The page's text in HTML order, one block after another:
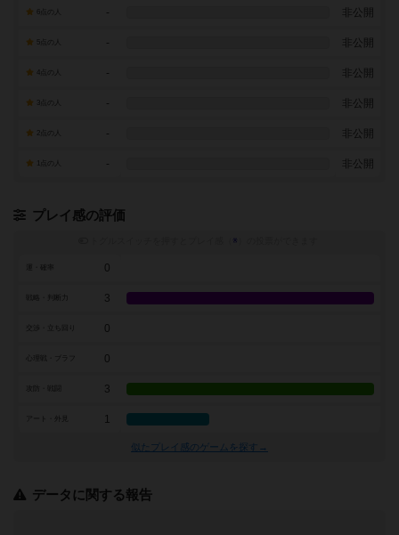
- 非公開
- 非公開
- 非公開
- 非公開
- 非公開
- 非公開
プレイ感の評価
※
0
戦略・判断力 3
0
0
3
アート・外見 1
似たプレイ感のゲームを探す→
データに関する報告